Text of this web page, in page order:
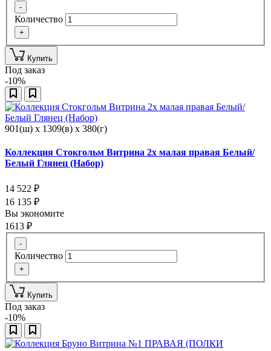
-
Количество
+
Купить
Под заказ
-10%
901(ш) x 1309(в) x 380(г)
Коллекция Стокгольм Витрина 2х малая правая Белый/
Белый Глянец (Набор)
14 522 ₽
16 135 ₽
Вы экономите
1613 ₽
-
Количество
+
Купить
Под заказ
-10%